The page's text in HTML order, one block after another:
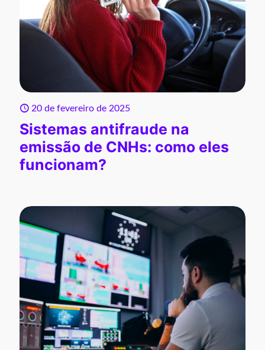
20 de fevereiro de 2025
Sistemas antifraude na
emissão de CNHs: como eles
funcionam?